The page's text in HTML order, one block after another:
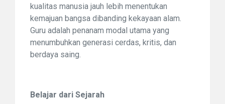
kualitas manusia jauh lebih menentukan
kemajuan bangsa dibanding kekayaan alam.
Guru adalah penanam modal utama yang
menumbuhkan generasi cerdas, kritis, dan
berdaya saing.
Belajar dari Sejarah